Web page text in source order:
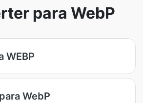
para WebP
WEBP
WebP